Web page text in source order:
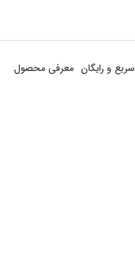
و رایگان معرفی محصول